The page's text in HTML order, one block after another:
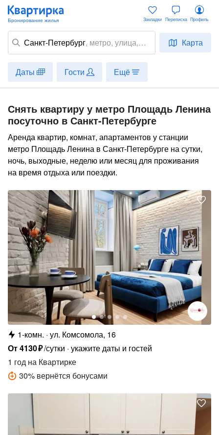
Санкт-Петербург, метро, улица,
место
Карта
Закладки Переписка Профиль
Даты Гости Ещё
Снять квартиру у метро Площадь Ленина
посуточно в Санкт-Петербурге
Аренда квартир, комнат, апартаментов у станции
метро Площадь Ленина в Санкт-Петербурге на сутки,
ночь, выходные, неделю или месяц для проживания
на время отдыха или поездки.
1-комн. ул. Комсомола, 16
От4130₽/сутки укажите даты и гостей
1 год на Квартирке
30% вернётся бонусами